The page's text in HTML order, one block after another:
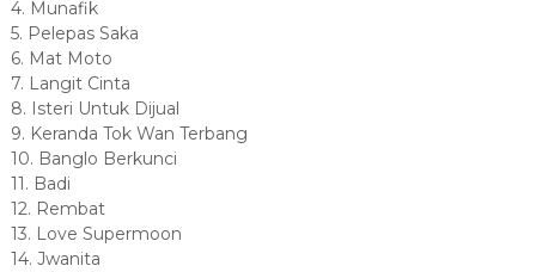
4. Munafik
5. Pelepas Saka
6. Mat Moto
7. Langit Cinta
8. Isteri Untuk Dijual
9. Keranda Tok Wan Terbang
10. Banglo Berkunci
11. Badi
12. Rembat
13. Love Supermoon
14. Jwanita